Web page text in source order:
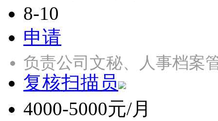
8-10
申请
负责公司文秘、人事档
复核扫描员
4000-5000元/月